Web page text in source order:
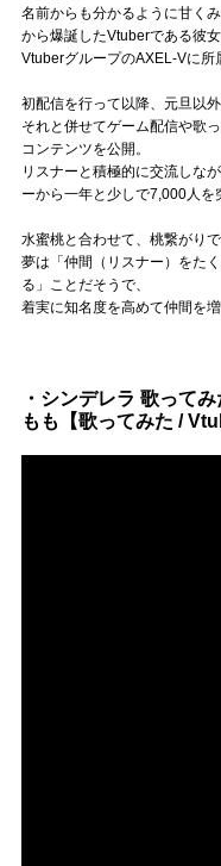
名前からも分かるように甘く
から爆誕したVtuberである彼
VtuberグループのAXEL-Vに所
初配信を行って以降、元旦以
それと併せてゲーム配信や歌
コンテンツを公開。
リスナーと積極的に交流しな
ーから一年と少しで7,000人を
水蜜桃と合わせて、桃繋がり
夢は「仲間（リスナー）をた
る」ことだそうで、
着実に知名度を高めて仲間を
・シンデレラ 歌って
もも【歌ってみた /